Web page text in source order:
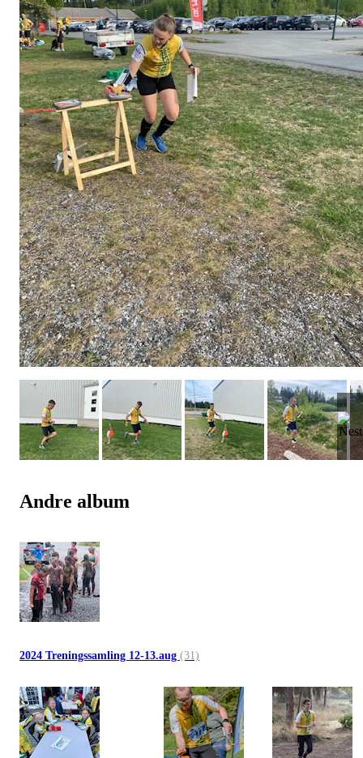
Andre album
2024 Treningssamling 12-13.aug (31)